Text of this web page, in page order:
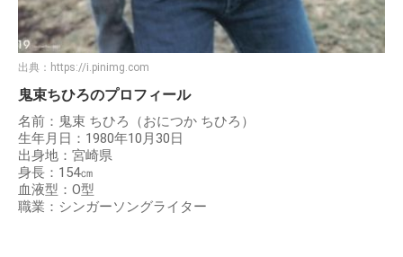
出典： https://i.pinimg.com
鬼束ちひろのプロフィール
名前：鬼束 ちひろ（おにつか ちひろ）
生年月日：1980年10月30日
出身地：宮崎県
身長：154㎝
血液型：O型
職業：シンガーソングライター